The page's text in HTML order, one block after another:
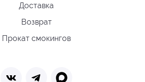
Доставка
Возврат
Прокат смокингов